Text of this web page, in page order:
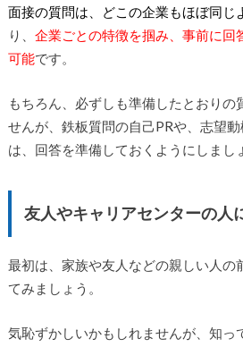
面接の質問は、どこの企業もほぼ同じ
り、 企業ごとの特徴を掴み、事前に回
可能です。
もちろん、必ずしも準備したとおりの
せんが、鉄板質問の自己PRや、志望
は、回答を準備しておくようにしまし
友人やキャリアセンターの人
最初は、家族や友人などの親しい人の
てみましょう。
気恥ずかしいかもしれませんが、知っ